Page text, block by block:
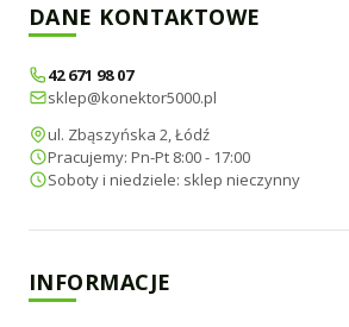
DANE KONTAKTOWE
42 671 98 07
sklep@konektor5000.pl
ul. Zbąszyńska 2, Łódź
Pracujemy: Pn-Pt 8:00 - 17:00
Soboty i niedziele: sklep nieczynny
INFORMACJE